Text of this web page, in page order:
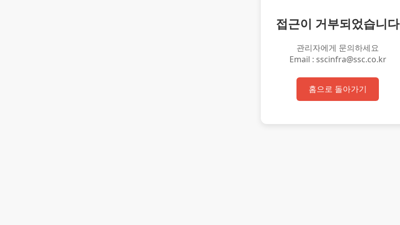
접근이 거부되었습니다
관리자에게 문의하세요
Email : sscinfra@ssc.co.kr
홈으로 돌아가기